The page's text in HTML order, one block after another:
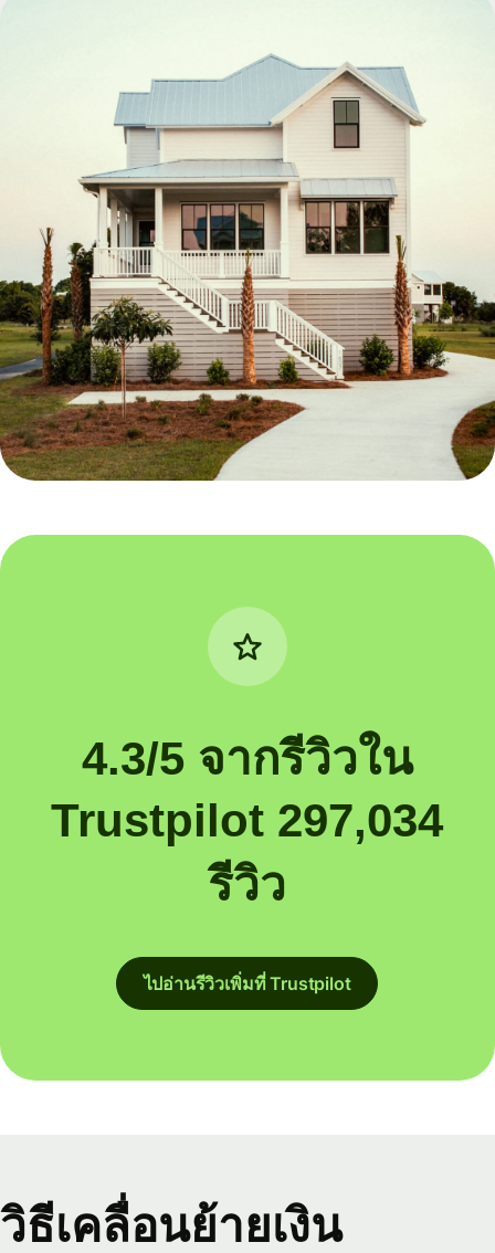
4.3/5 จากรีวิวใน
Trustpilot 297,034
รีวิว
ไปอ่านรีวิวเพิ่มที่ Trustpilot
วิธีเคลื่อนย้ายเงิน